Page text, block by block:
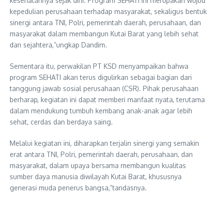
kepedulian perusahaan terhadap masyarakat, sekaligus bentuk
sinergi antara TNI, Polri, pemerintah daerah, perusahaan, dan
masyarakat dalam membangun Kutai Barat yang lebih sehat
dan sejahtera,”ungkap Dandim.
Sementara itu, perwakilan PT KSD menyampaikan bahwa
program SEHATI akan terus digulirkan sebagai bagian dari
tanggung jawab sosial perusahaan (CSR). Pihak perusahaan
berharap, kegiatan ini dapat memberi manfaat nyata, terutama
dalam mendukung tumbuh kembang anak-anak agar lebih
sehat, cerdas dan berdaya saing.
Melalui kegiatan ini, diharapkan terjalin sinergi yang semakin
erat antara TNI, Polri, pemerintah daerah, perusahaan, dan
masyarakat, dalam upaya bersama membangun kualitas
sumber daya manusia diwilayah Kutai Barat, khususnya
generasi muda penerus bangsa,”tandasnya.